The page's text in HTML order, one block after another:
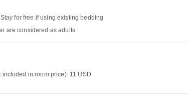
for free if using existing bedding
are considered as adults
included in room price): 11 USD